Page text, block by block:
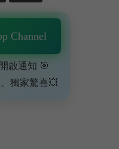
Channel
啟通知 🎯
獨家驚喜💥